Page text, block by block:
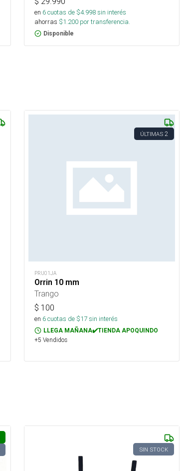
en 6cuotas de $4.998sin interés
ahorras $1.200 por transferencia.
Disponible
ÚLTIMAS 2
PRU01JA
Orrin 10 mm
Trango
$ 100
en 6cuotas de $17sin interés
LLEGA MAÑANA✔️TIENDA APOQUINDO
+5 Vendidos
SIN STOCK